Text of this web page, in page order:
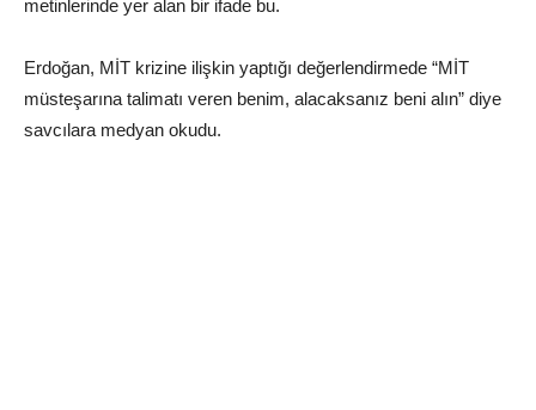
metinlerinde yer alan bir ifade bu.
Erdoğan, MİT krizine ilişkin yaptığı değerlendirmede “MİT
müsteşarına talimatı veren benim, alacaksanız beni alın” diye
savcılara medyan okudu.